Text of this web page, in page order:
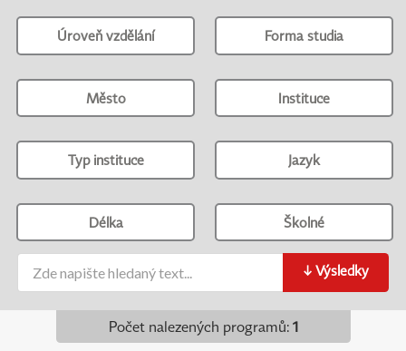
Úroveň vzdělání Forma studia
Město Instituce
Typ instituce Jazyk
Délka Školné
↓ Výsledky
Počet nalezených programů: 1